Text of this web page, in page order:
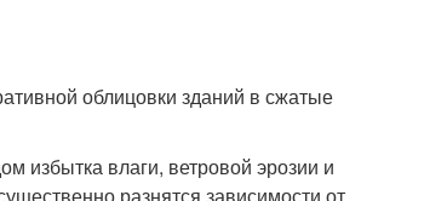
облицовки зданий в сжатые
избытка влаги, ветровой эрозии и